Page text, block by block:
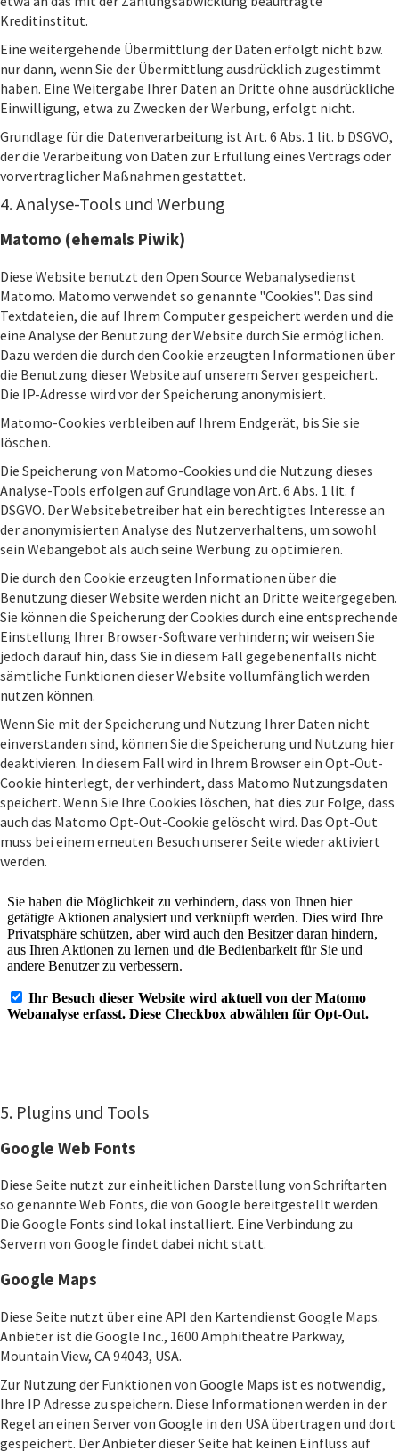
Kreditinstitut.
Eine weitergehende Übermittlung der Daten erfolgt nicht bzw.
nur dann, wenn Sie der Übermittlung ausdrücklich zugestimmt
haben. Eine Weitergabe Ihrer Daten an Dritte ohne ausdrückliche
Einwilligung, etwa zu Zwecken der Werbung, erfolgt nicht.
Grundlage für die Datenverarbeitung ist Art. 6 Abs. 1 lit. b DSGVO,
der die Verarbeitung von Daten zur Erfüllung eines Vertrags oder
vorvertraglicher Maßnahmen gestattet.
4. Analyse-Tools und Werbung
Matomo (ehemals Piwik)
Diese Website benutzt den Open Source Webanalysedienst
Matomo. Matomo verwendet so genannte "Cookies". Das sind
Textdateien, die auf Ihrem Computer gespeichert werden und die
eine Analyse der Benutzung der Website durch Sie ermöglichen.
Dazu werden die durch den Cookie erzeugten Informationen über
die Benutzung dieser Website auf unserem Server gespeichert.
Die IP-Adresse wird vor der Speicherung anonymisiert.
Matomo-Cookies verbleiben auf Ihrem Endgerät, bis Sie sie
löschen.
Die Speicherung von Matomo-Cookies und die Nutzung dieses
Analyse-Tools erfolgen auf Grundlage von Art. 6 Abs. 1 lit. f
DSGVO. Der Websitebetreiber hat ein berechtigtes Interesse an
der anonymisierten Analyse des Nutzerverhaltens, um sowohl
sein Webangebot als auch seine Werbung zu optimieren.
Die durch den Cookie erzeugten Informationen über die
Benutzung dieser Website werden nicht an Dritte weitergegeben.
Sie können die Speicherung der Cookies durch eine entsprechende
Einstellung Ihrer Browser-Software verhindern; wir weisen Sie
jedoch darauf hin, dass Sie in diesem Fall gegebenenfalls nicht
sämtliche Funktionen dieser Website vollumfänglich werden
nutzen können.
Wenn Sie mit der Speicherung und Nutzung Ihrer Daten nicht
einverstanden sind, können Sie die Speicherung und Nutzung hier
deaktivieren. In diesem Fall wird in Ihrem Browser ein Opt-Out-
Cookie hinterlegt, der verhindert, dass Matomo Nutzungsdaten
speichert. Wenn Sie Ihre Cookies löschen, hat dies zur Folge, dass
auch das Matomo Opt-Out-Cookie gelöscht wird. Das Opt-Out
muss bei einem erneuten Besuch unserer Seite wieder aktiviert
werden.
5. Plugins und Tools
Google Web Fonts
Diese Seite nutzt zur einheitlichen Darstellung von Schriftarten
so genannte Web Fonts, die von Google bereitgestellt werden.
Die Google Fonts sind lokal installiert. Eine Verbindung zu
Servern von Google findet dabei nicht statt.
Google Maps
Diese Seite nutzt über eine API den Kartendienst Google Maps.
Anbieter ist die Google Inc., 1600 Amphitheatre Parkway,
Mountain View, CA 94043, USA.
Zur Nutzung der Funktionen von Google Maps ist es notwendig,
Ihre IP Adresse zu speichern. Diese Informationen werden in der
Regel an einen Server von Google in den USA übertragen und dort
gespeichert. Der Anbieter dieser Seite hat keinen Einfluss auf